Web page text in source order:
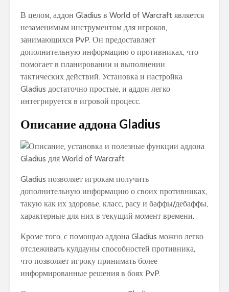
В целом, аддон Gladius в World of Warcraft является
незаменимым инструментом для игроков,
занимающихся PvP. Он предоставляет
дополнительную информацию о противниках, что
помогает в планировании и выполнении
тактических действий. Установка и настройка
Gladius достаточно простые, и аддон легко
интегрируется в игровой процесс.
Описание аддона Gladius
Gladius позволяет игрокам получить
дополнительную информацию о своих противниках,
такую как их здоровье, класс, расу и баффы/дебаффы,
характерные для них в текущий момент времени.
Кроме того, с помощью аддона Gladius можно легко
отслеживать кулдауны способностей противника,
что позволяет игроку принимать более
информированные решения в боях PvP.